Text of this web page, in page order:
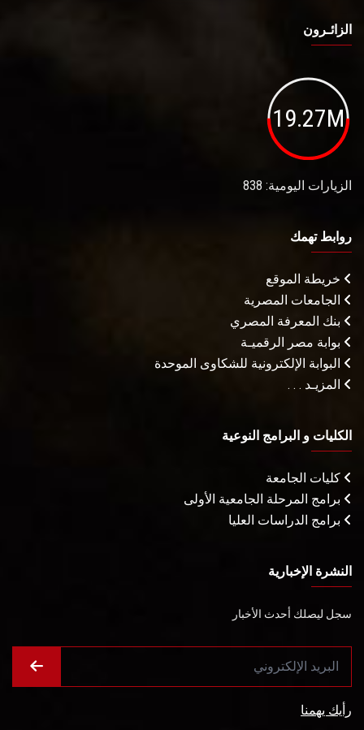
الزائـرون
19.27M
الزيارات اليومية: 838
روابط تهمك
خريطة الموقع
الجامعات المصرية
بنك المعرفة المصري
بوابة مصر الرقميـة
البوابة الإلكترونية للشكاوى الموحدة
المزيـد . . .
الكليات و البرامج النوعية
كليات الجامعة
برامج المرحلة الجامعية الأولى
برامج الدراسات العليا
النشرة الإخبارية
سجل ليصلك أحدث الأخبار
رأيك يهمنا